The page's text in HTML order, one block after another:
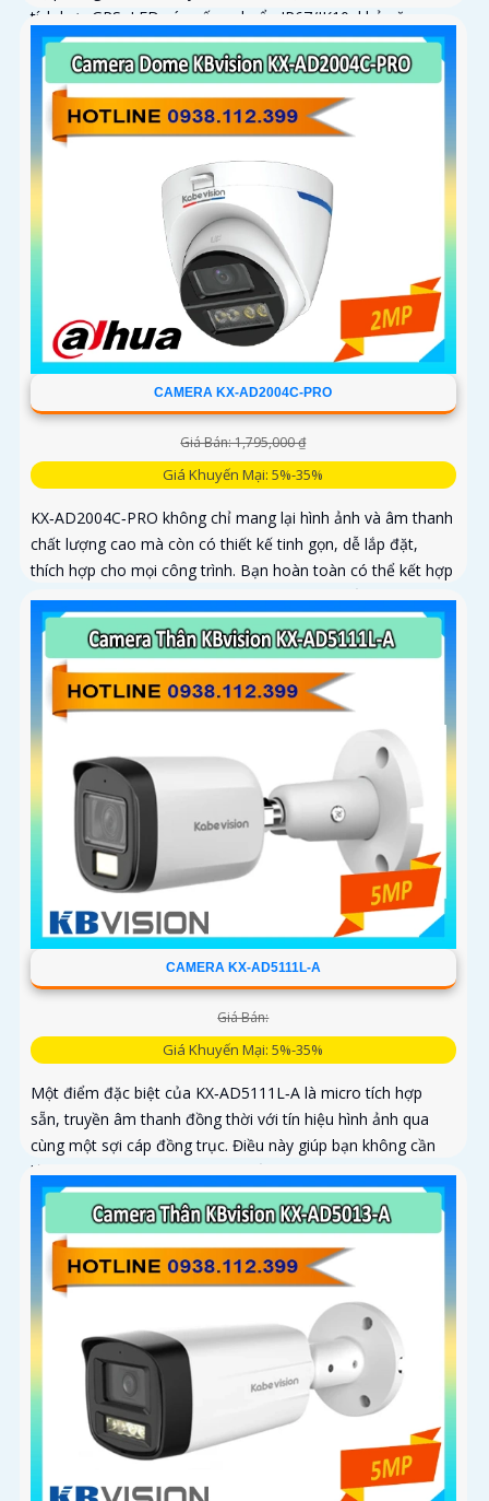
tích hợp GPS, LED sáng ấm, chuẩn IP67/IK10, khả năng
phân tích vi phạm vượt trội: lấn làn, đi ngược chiều, phát
hiện kẹt xe, ANPR chính xác >99%
CAMERA KX-AD2004C-PRO
Giá Bán: 1,795,000 ₫
Giá Khuyến Mại: 5%-35%
KX‑AD2004C‑PRO không chỉ mang lại hình ảnh và âm thanh
chất lượng cao mà còn có thiết kế tinh gọn, dễ lắp đặt,
thích hợp cho mọi công trình. Bạn hoàn toàn có thể kết hợp
nhiều camera cùng loại trong một hệ thống để giám sát
toàn bộ không gian một cách hiệu quả, tiết kiệm thời gian
và chi phí
CAMERA KX-AD5111L-A
Giá Bán:
Giá Khuyến Mại: 5%-35%
Một điểm đặc biệt của KX‑AD5111L‑A là micro tích hợp
sẵn, truyền âm thanh đồng thời với tín hiệu hình ảnh qua
cùng một sợi cáp đồng trục. Điều này giúp bạn không cần
lắp đặt thêm micro rời, giảm thiểu chi phí và thời gian thi
công